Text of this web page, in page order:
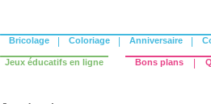
Bricolage Coloriage Anniversaire
Jeux éducatifs en ligne Bons plans